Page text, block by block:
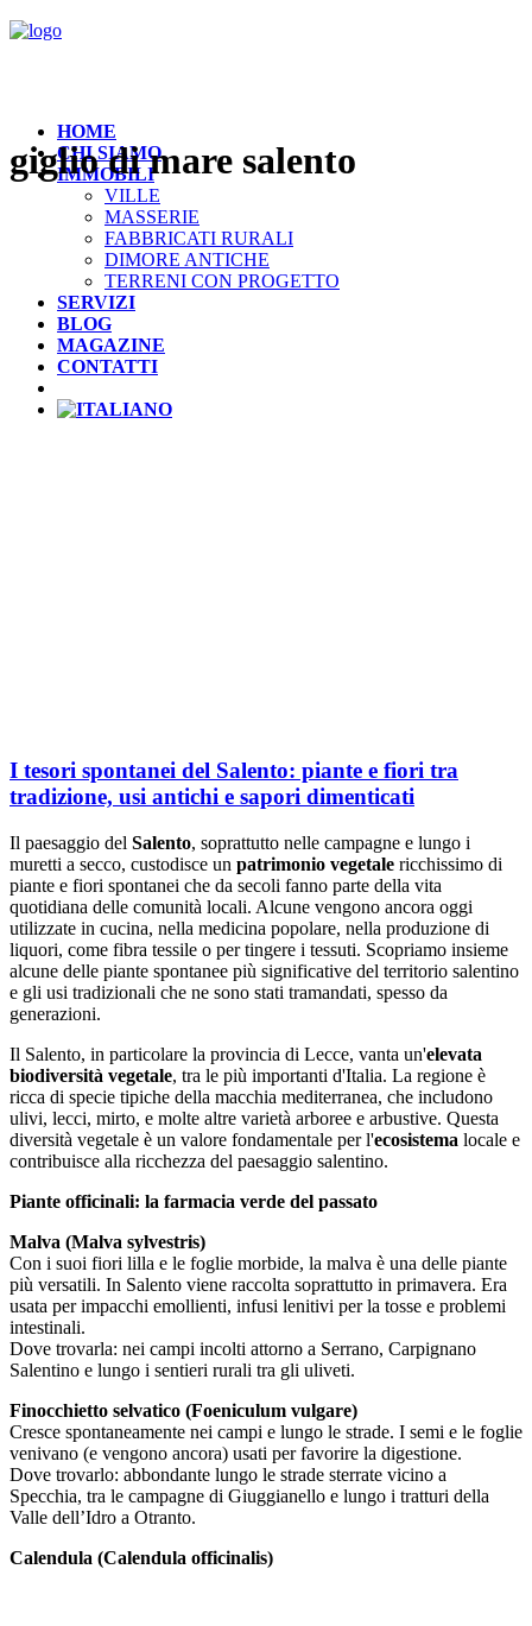
HOME
CHI SIAMO
IMMOBILI
VILLE
MASSERIE
FABBRICATI RURALI
DIMORE ANTICHE
TERRENI CON PROGETTO
SERVIZI
BLOG
MAGAZINE
CONTATTI
giglio di mare salento
I tesori spontanei del Salento: piante e fiori tra
tradizione, usi antichi e sapori dimenticati
Il paesaggio del Salento, soprattutto nelle campagne e lungo i
muretti a secco, custodisce un patrimonio vegetale ricchissimo di
piante e fiori spontanei che da secoli fanno parte della vita
quotidiana delle comunità locali. Alcune vengono ancora oggi
utilizzate in cucina, nella medicina popolare, nella produzione di
liquori, come fibra tessile o per tingere i tessuti. Scopriamo insieme
alcune delle piante spontanee più significative del territorio salentino
e gli usi tradizionali che ne sono stati tramandati, spesso da
generazioni.
Il Salento, in particolare la provincia di Lecce, vanta un'elevata
biodiversità vegetale, tra le più importanti d'Italia. La regione è
ricca di specie tipiche della macchia mediterranea, che includono
ulivi, lecci, mirto, e molte altre varietà arboree e arbustive. Questa
diversità vegetale è un valore fondamentale per l'ecosistema locale e
contribuisce alla ricchezza del paesaggio salentino.
Piante officinali: la farmacia verde del passato
Malva (Malva sylvestris)
Con i suoi fiori lilla e le foglie morbide, la malva è una delle piante
più versatili. In Salento viene raccolta soprattutto in primavera. Era
usata per impacchi emollienti, infusi lenitivi per la tosse e problemi
intestinali.
Dove trovarla: nei campi incolti attorno a Serrano, Carpignano
Salentino e lungo i sentieri rurali tra gli uliveti.
Finocchietto selvatico (Foeniculum vulgare)
Cresce spontaneamente nei campi e lungo le strade. I semi e le foglie
venivano (e vengono ancora) usati per favorire la digestione.
Dove trovarlo: abbondante lungo le strade sterrate vicino a
Specchia, tra le campagne di Giuggianello e lungo i tratturi della
Valle dell’Idro a Otranto.
Calendula (Calendula officinalis)